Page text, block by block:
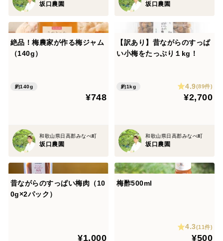
坂口農園 坂口農園
絶品！梅農家が作る梅ジャム
（140g）
約140g
¥748
和歌山県日高郡みなべ町
坂口農園
【訳あり】昔ながらのすっぱ
い小梅をたっぷり１kg！
約1kg 4.9(89件)
¥2,700
和歌山県日高郡みなべ町
坂口農園
昔ながらのすっぱい梅肉（10
0g×2パック）
¥1,000
梅酢500ml
4.3(11件)
¥500